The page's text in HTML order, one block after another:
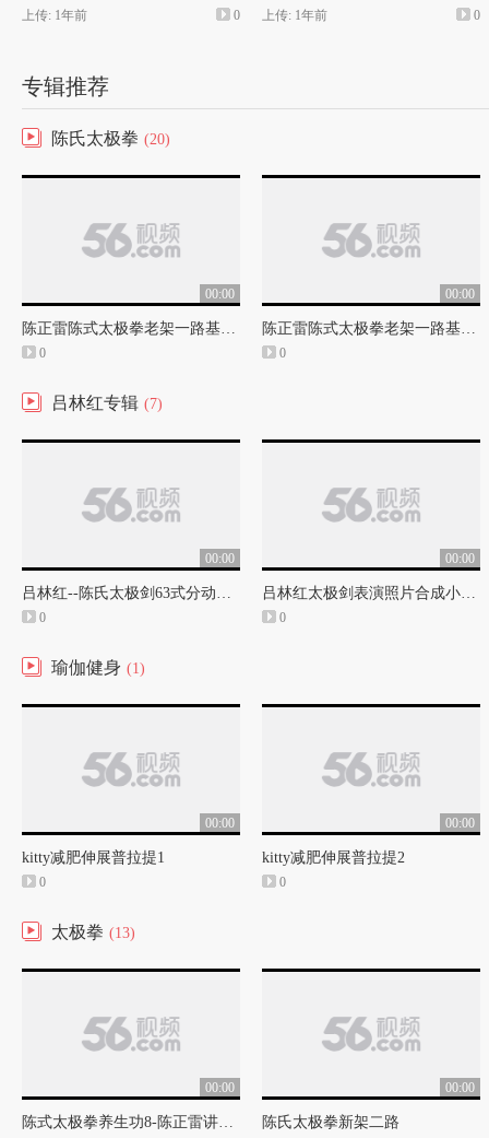
上传: 1年前 0 上传: 1年前 0
专辑推荐
陈氏太极拳 (20)
00:00
陈正雷陈式太极拳老架一路基本功教学(二)
0
00:00
陈正雷陈式太极拳老架一路基本功教学(一)
0
吕林红专辑 (7)
00:00
吕林红--陈氏太极剑63式分动教学
0
00:00
吕林红太极剑表演照片合成小电影
0
瑜伽健身 (1)
00:00
kitty减肥伸展普拉提1
0
00:00
kitty减肥伸展普拉提2
0
太极拳 (13)
00:00
陈式太极拳养生功8-陈正雷讲解之八
00:00
陈氏太极拳新架二路